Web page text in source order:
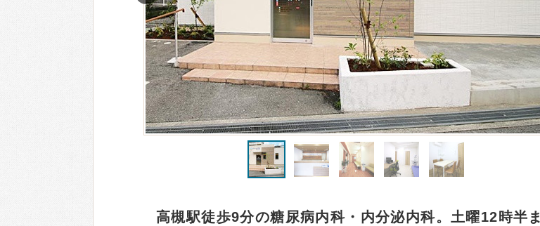
高槻駅徒歩9分の糖尿病内科・内分泌内科。土曜12時半ま